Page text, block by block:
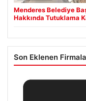
Menderes Belediye
Hakkında Tutuklama
Son Eklenen